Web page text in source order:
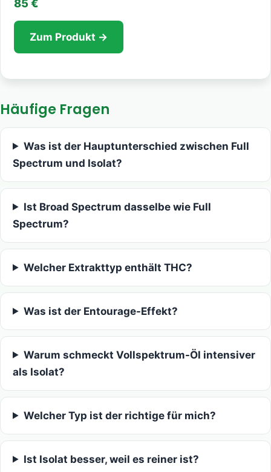
85 €
Zum Produkt →
Häufige Fragen
Was ist der Hauptunterschied zwischen Full
Spectrum und Isolat?
Ist Broad Spectrum dasselbe wie Full
Spectrum?
Welcher Extrakttyp enthält THC?
Was ist der Entourage-Effekt?
Warum schmeckt Vollspektrum-Öl intensiver
als Isolat?
Welcher Typ ist der richtige für mich?
Ist Isolat besser, weil es reiner ist?